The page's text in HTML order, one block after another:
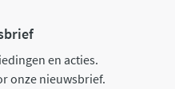
en acties.
onze nieuwsbrief.